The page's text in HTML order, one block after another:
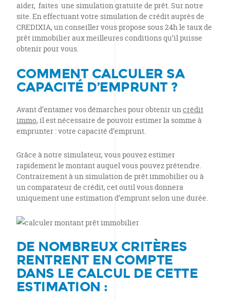
aider, faites une simulation gratuite de prêt. Sur notre
site. En effectuant votre simulation de crédit auprès de
CREDIXIA, un conseiller vous propose sous 24h le taux de
prêt immobilier aux meilleures conditions qu’il puisse
obtenir pour vous.
COMMENT CALCULER SA
CAPACITÉ D’EMPRUNT ?
Avant d’entamer vos démarches pour obtenir uncrédit
immo, il est nécessaire de pouvoir estimer la somme à
emprunter : votre capacité d’emprunt.
Grâce à notre simulateur, vous pouvez estimer
rapidement le montant auquel vous pouvez prétendre.
Contrairement à un simulation de prêt immobilier ou à
un comparateur de crédit, cet outil vous donnera
uniquement une estimation d’emprunt selon une durée.
DE NOMBREUX CRITÈRES
RENTRENT EN COMPTE
DANS LE CALCUL DE CETTE
ESTIMATION :